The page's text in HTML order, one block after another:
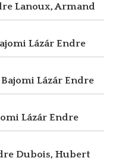
Lanoux, Armand
Lázár Endre
Bajomi Lázár Endre
Lázár Endre
Dubois, Hubert